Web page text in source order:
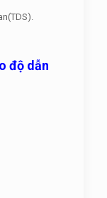
độ dẫn